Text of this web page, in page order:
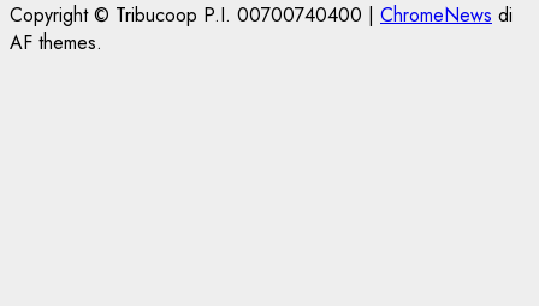
Copyright © Tribucoop P.I. 00700740400 | ChromeNews di
AF themes.